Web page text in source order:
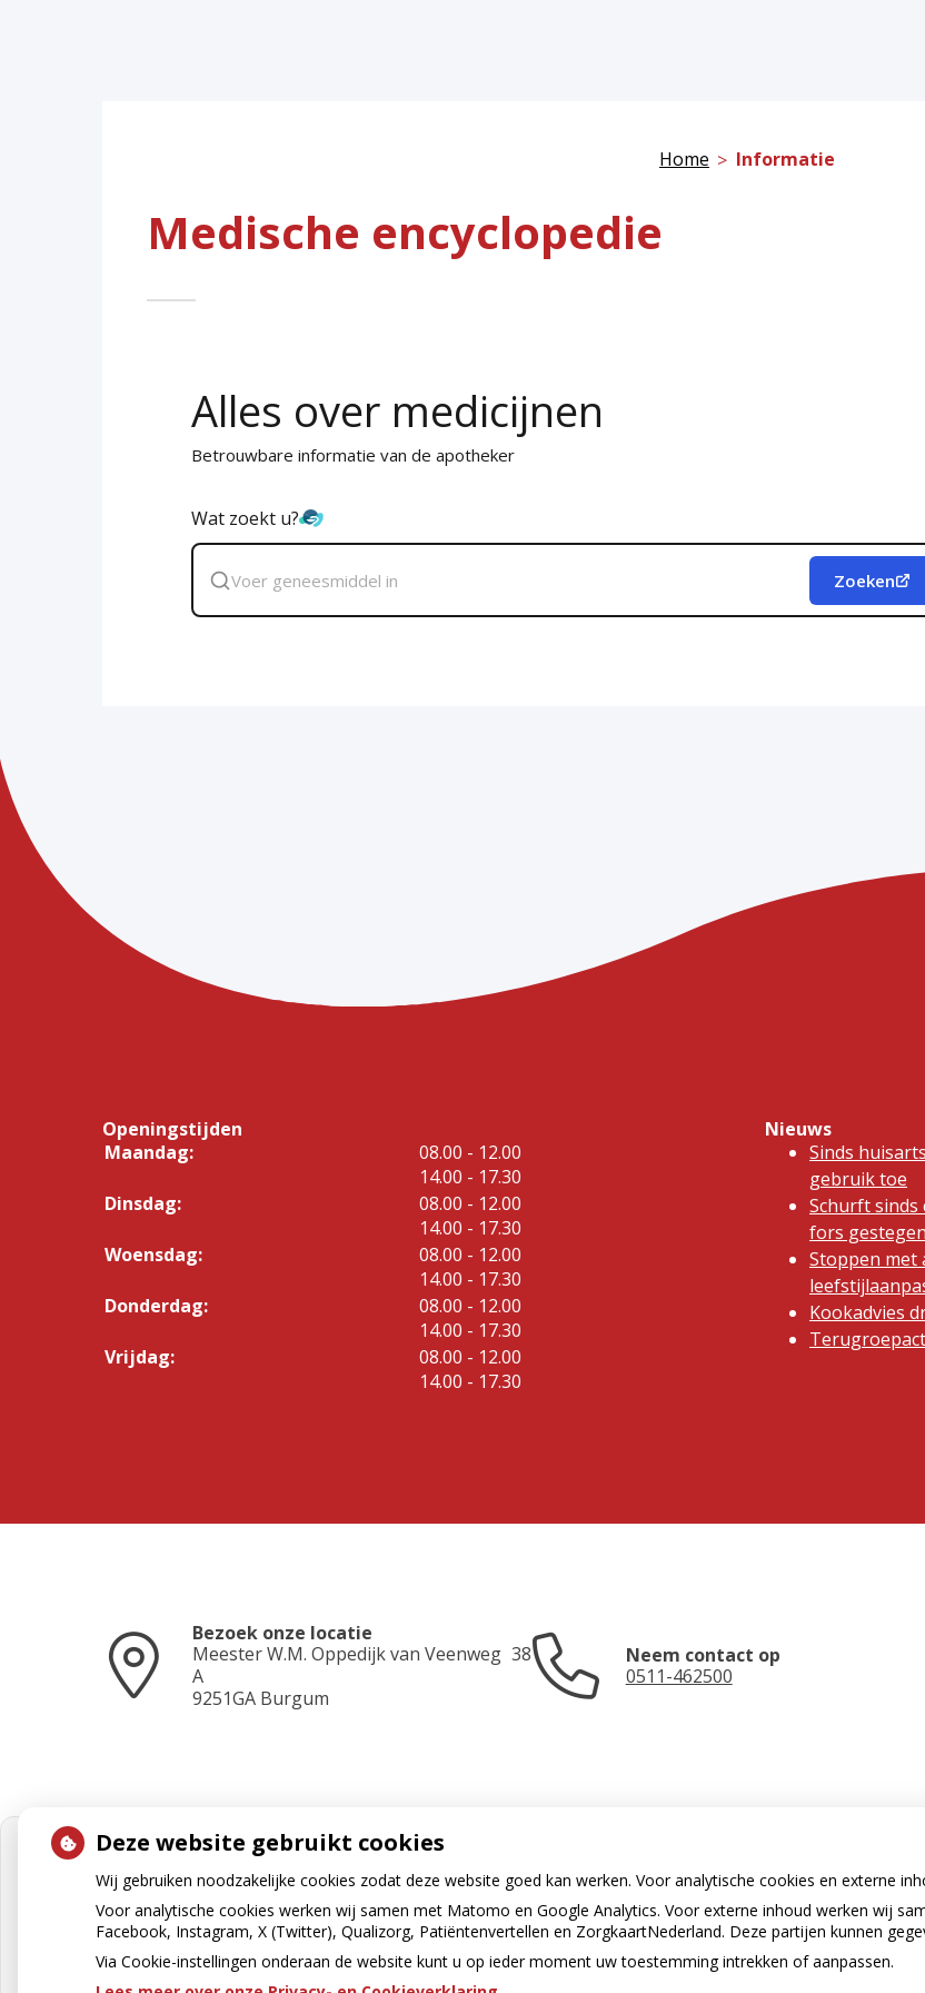
Home Informatie
Medische encyclopedie
Alles over medicijnen
Betrouwbare informatie van de apotheker
Wat zoekt u?
Zoek
geneesmiddel
Zoeken
Openingstijden
Maandag:
08.00 tot
- 12.00
14.00 tot
- 17.30
Dinsdag:
08.00 tot
- 12.00
14.00 tot
- 17.30
Woensdag:
08.00 tot
- 12.00
14.00 tot
- 17.30
Donderdag:
08.00 tot
- 12.00
14.00 tot
- 17.30
Vrijdag:
08.00 tot
- 12.00
14.00 tot
- 17.30
Nieuws
Sinds
gebruik toe
Schurft
fors gestegen
Stoppen met
Kookadvies
Bezoek onze locatie
Meester W.M. Oppedijk van Veenweg 38
A
9251GA Burgum
Neem contact op
0511-462500
U heeft geen toestemming gegeven
voorexterne inhoud die nodig is om
dit te zien.
Deze website gebruikt cookies
Wij gebruiken noodzakelijke cookies zodat deze website goed kan werken. Voor analytische cookies en externe
Voor analytische cookies werken wij samen met Matomo en Google Analytics. Voor externe inhoud werken wij
Facebook, Instagram, X (Twitter), Qualizorg, Patiëntenvertellen en ZorgkaartNederland. Deze partijen kunnen
Via Cookie-instellingen onderaan de website kunt u op ieder moment uw toestemming intrekken of aanpassen.